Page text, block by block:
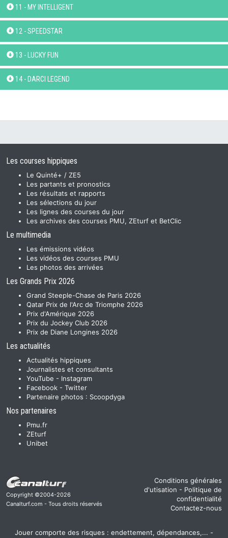
11 - MY INTELLIGENT
12 - SPEEDSTAR
13 - LUCKY FUN
14 - DARCI LEGEND
Les courses hippiques
Le Quinté+ / ZE5
Les partants et pronostics
Les résultats et rapports
Les sélections du jour
Les lignes des courses du jour
Les archives des courses PMU, ZEturf et BetClic
Le multimedia
Les émissions vidéos
Les vidéos des courses PMU
Les photos des arrivées
Les Grands Prix 2026
Grand Steeple-Chase de Paris 2026
Qatar Prix de l'Arc de Triomphe 2026
Prix d'Amérique 2026
Prix du Jockey Club 2026
Prix de Diane Longines 2026
Les actualités
Actualités hippiques
Journalistes et consultants
YouTube - Instagram
Facebook - Twitter
Partenaire photos : Scoopdyga
Nos partenaires
Pmu.fr
ZEturf
Unibet
Copyright ©2004-2026
Canalturf.com - Tous droits réservés
Conditions générales
d'utisation - Politique de
confidentialité
Contactez-nous
Jouer comporte des risques : endettement, dépendances,... -